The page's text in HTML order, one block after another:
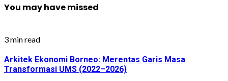
You may have missed
3 min read
Arkitek Ekonomi Borneo: Merentas Garis Masa
Transformasi UMS (2022–2026)